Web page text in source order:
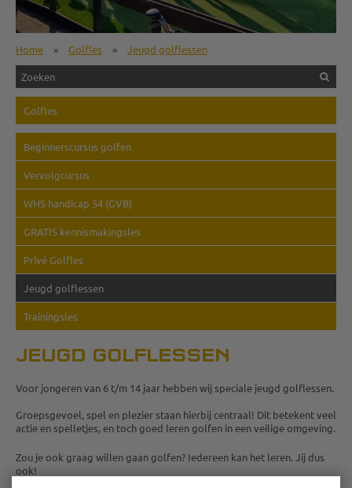
Home » Golfles » Jeugd golflessen
Golfles
Beginnerscursus golfen
Vervolgcursus
WHS handicap 54 (GVB)
GRATIS kennismakingsles
Privé Golfles
Jeugd golflessen
Trainingsles
JEUGD GOLFLESSEN
Voor jongeren van 6 t/m 14 jaar hebben wij speciale jeugd golflessen.
Groepsgevoel, spel en plezier staan hierbij centraal! Dit betekent veel
actie en spelletjes, en toch goed leren golfen in een veilige omgeving.
Zou je ook graag willen gaan golfen? Iedereen kan het leren. Jij dus
ook!